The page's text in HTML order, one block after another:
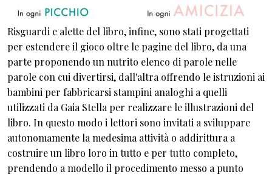
Risguardi e alette del libro, infine, sono stati progettati
per estendere il gioco oltre le pagine del libro, da una
parte proponendo un nutrito elenco di parole nelle
parole con cui divertirsi, dall'altra offrendo le istruzioni ai
bambini per fabbricarsi stampini analoghi a quelli
utilizzati da Gaia Stella per realizzare le illustrazioni del
libro. In questo modo i lettori sono invitati a sviluppare
autonomamente la medesima attività o addirittura a
costruire un libro loro in tutto e per tutto completo,
prendendo a modello il procedimento messo a punto